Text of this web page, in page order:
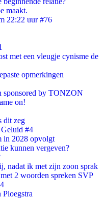
maakt.
22:22 uur #76
met een vleugje cynisme de
opmerkingen
sponsored by TONZON
on!
dit zeg
#4
in 2028 opvolgt
kunnen vergeven?
nadat ik met zijn zoon sprak
2 woorden spreken SVP